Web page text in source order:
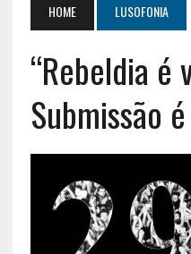
HOME LUSOFONIA
“Rebeldia é
Submissão